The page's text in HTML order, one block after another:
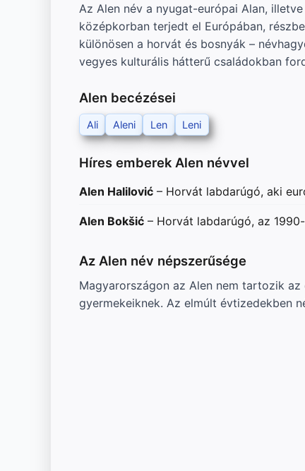
Az Alen név a nyugat-európai Alan,
középkorban terjedt el Európában,
különösen a horvát és bosnyák –
vegyes kulturális hátterű családokban
Alen becézései
Ali Aleni Len Leni
Híres emberek Alen névvel
Alen Halilović – Horvát labdarúgó, aki
Alen Bokšić – Horvát labdarúgó, az
Az Alen név népszerűsége
Magyarországon az Alen nem tartozik
gyermekeiknek. Az elmúlt évtizedekben